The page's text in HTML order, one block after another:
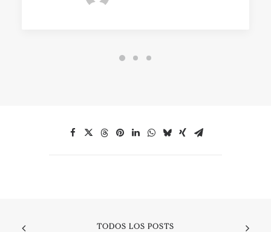
TODOS LOS POSTS